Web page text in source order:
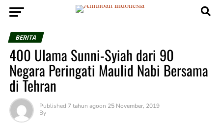
BERITA
400 Ulama Sunni-Syiah dari 90
Negara Peringati Maulid Nabi Bersama
di Tehran
Published 7 tahun agoon 25 November, 2019
By